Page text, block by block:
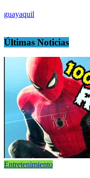
guayaquil
Últimas Noticias
Entretenimiento